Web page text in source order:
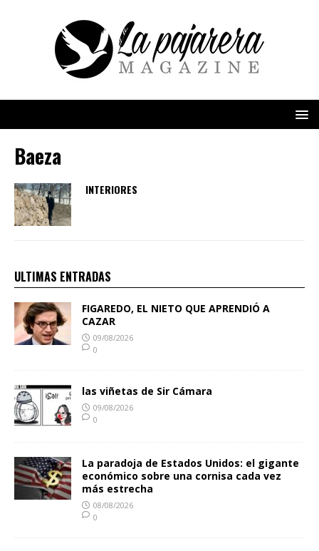
Baeza
INTERIORES
ULTIMAS ENTRADAS
FIGAREDO, EL NIETO QUE APRENDIÓ A
CAZAR
09/08/2026
0
las viñetas de Sir Cámara
09/08/2026
0
La paradoja de Estados Unidos: el gigante
económico sobre una cornisa cada vez
más estrecha
08/08/2026
0